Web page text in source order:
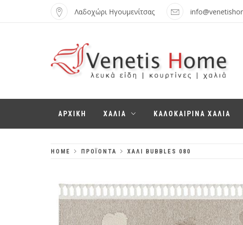
Λαδοχώρι Ηγουμενίτσας
ΧΑΛΙΆ, ΛΕΥΚΆ
ΕΊΔΗ,
ΚΟΥΡΤΊΝΕΣ
ΑΡΧΙΚΗ ΧΑΛΙΑ ΚΑΛΟΚΑΙΡΙΝΑ ΧΑΛΙΑ
HOME ΠΡΟΪΌΝΤΑ ΧΑΛΙ BUBBLES 080